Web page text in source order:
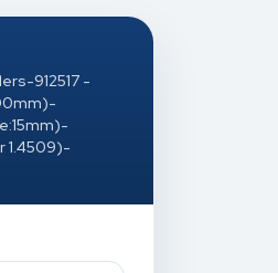
912517 -
1.4509)-